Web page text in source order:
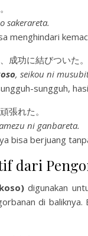
sakerareta.
menghindari
、成功に結びついた。
, seikou ni
sungguh,
張れた。
ni ganbareta.
bisa berjuang
dari
digunakan
di